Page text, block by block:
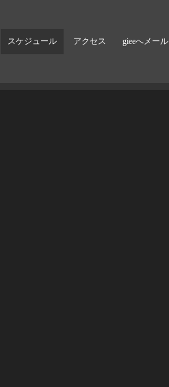
スケジュール アクセス gieeへメール